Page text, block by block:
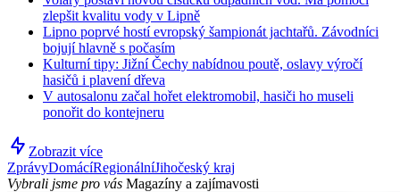
zlepšit kvalitu vody v Lipně
Lipno poprvé hostí evropský šampionát jachtařů. Závodníci
bojují hlavně s počasím
Kulturní tipy: Jižní Čechy nabídnou poutě, oslavy výročí
hasičů i plavení dřeva
V autosalonu začal hořet elektromobil, hasiči ho museli
ponořit do kontejneru
Zobrazit více
ZprávyDomácíRegionálníJihočeský kraj
Vybrali jsme pro vás Magazíny a zajímavosti